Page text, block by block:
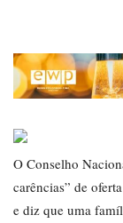
O Conselho
carências” de
e diz que uma